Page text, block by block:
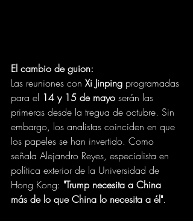
El cambio de guion:
Las reuniones con Xi Jinping programadas
para el 14 y 15 de mayo serán las
primeras desde la tregua de octubre. Sin
embargo, los analistas coinciden en que
los papeles se han invertido. Como
señala Alejandro Reyes, especialista en
política exterior de la Universidad de
Hong Kong: "Trump necesita a China
más de lo que China lo necesita a él".